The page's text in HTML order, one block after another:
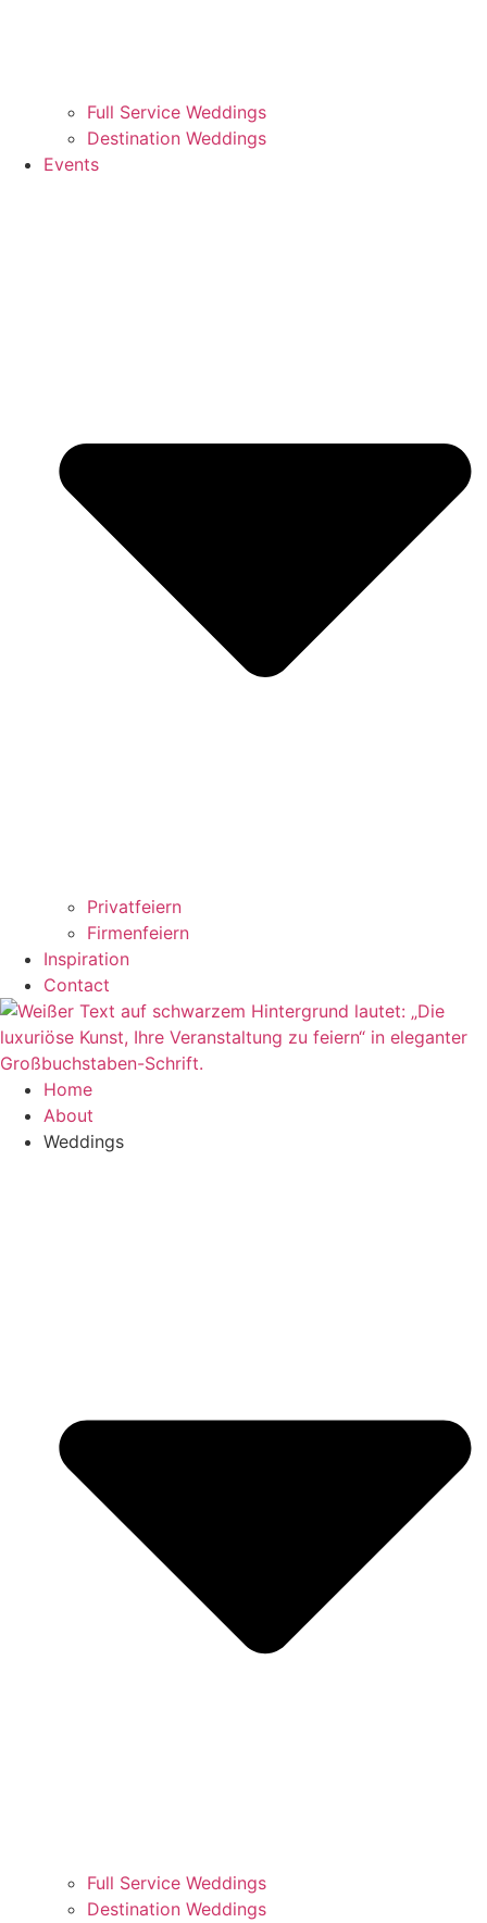
Full Service Weddings
Destination Weddings
Events
Privatfeiern
Firmenfeiern
Inspiration
Contact
Home
About
Weddings
Full Service Weddings
Destination Weddings